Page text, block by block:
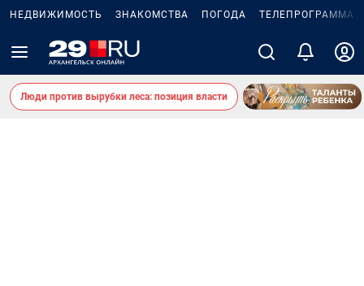
НЕДВИЖИМОСТЬ ЗНАКОМСТВА ПОГОДА ТЕЛЕПРОГРАММА
Люди против вырубки леса: позиция власти